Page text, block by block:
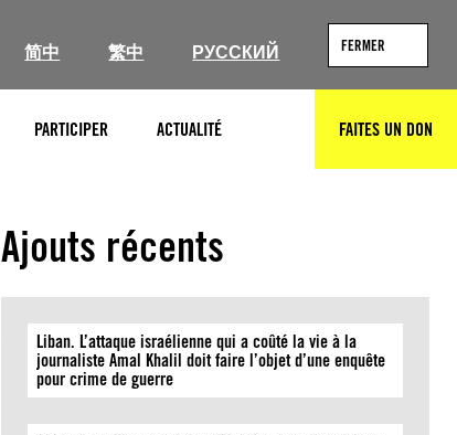
简中 繁中 РУССКИЙ FERMER
PARTICIPER ACTUALITÉ RECHERCHERFAITES UN DON
Ajouts récents
Liban. L’attaque israélienne qui a coûté la vie à la
journaliste Amal Khalil doit faire l’objet d’une enquête
pour crime de guerre